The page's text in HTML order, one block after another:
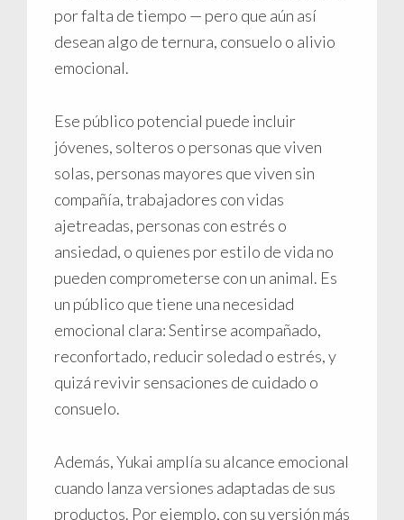
por falta de tiempo — pero que aún así
desean algo de ternura, consuelo o alivio
emocional.
Ese público potencial puede incluir
jóvenes, solteros o personas que viven
solas, personas mayores que viven sin
compañía, trabajadores con vidas
ajetreadas, personas con estrés o
ansiedad, o quienes por estilo de vida no
pueden comprometerse con un animal. Es
un público que tiene una necesidad
emocional clara: Sentirse acompañado,
reconfortado, reducir soledad o estrés, y
quizá revivir sensaciones de cuidado o
consuelo.
Además, Yukai amplía su alcance emocional
cuando lanza versiones adaptadas de sus
productos. Por ejemplo, con su versión más